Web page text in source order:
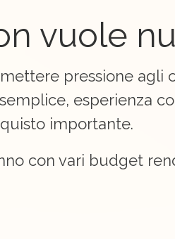
vuole
pressione agli
esperienza
importante.
con vari budget